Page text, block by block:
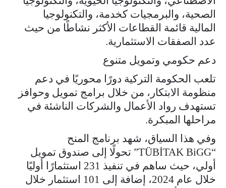
الصحية، والبرمجيات كخدمة، والتكنولوجيا
المالية قائمة القطاعات الأكثر نشاطًا من حيث
عدد الصفقات الاستثمارية.
دعم حكومي وتمويل متنوع
تلعب الحكومة التركية دورًا محوريًا في دعم
منظومة الابتكار، من خلال برامج تمويل وحوافز
تستهدف رواد الأعمال والشركات الناشئة في
مراحلها المبكرة.
وفي هذا السياق، شهد برنامج المنح
“TÜBİTAK BiGG” تحولًا إلى صندوق تمويل
أولي، حيث ساهم في تنفيذ 231 استثمارًا أوليًا
خلال عام 2024، إضافة إلى 101 استثمار خلال